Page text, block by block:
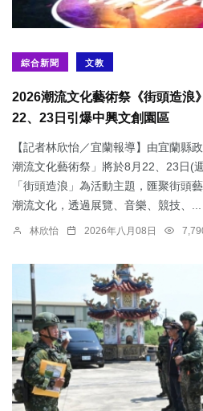
綜合新聞 文教
2026潮流文化藝術祭《街頭造浪
22、23日引爆中興文創園區
【記者林欣怡／宜蘭報導】由宜蘭縣
潮流文化藝術祭」將於8月22、23日(
「街頭造浪」為活動主題，匯聚街頭
潮流文化，透過展覽、音樂、競技、...
林欣怡 2026年八月08日